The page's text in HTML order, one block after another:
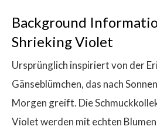
Background
Shrieking Violet
Ursprünglich inspiriert von der
Gänseblümchen, das nach
Morgen greift. Die
Violet werden mit echten